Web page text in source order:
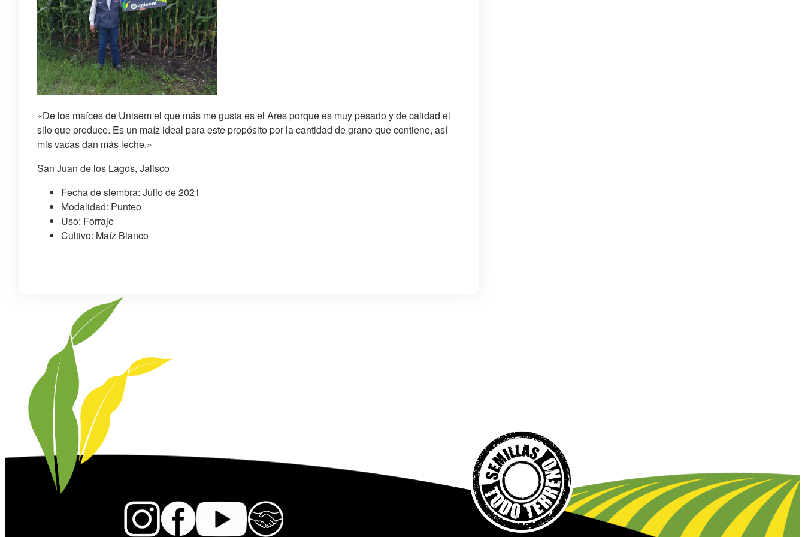
«De los maíces de Unisem el que más me gusta es el Ares porque es muy pesado y de calidad el
silo que produce. Es un maíz ideal para este propósito por la cantidad de grano que contiene, así
mis vacas dan más leche.»
San Juan de los Lagos, Jalisco
Fecha de siembra: Julio de 2021
Modalidad: Punteo
Uso: Forraje
Cultivo: Maíz Blanco